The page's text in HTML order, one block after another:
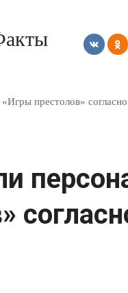
престолов»